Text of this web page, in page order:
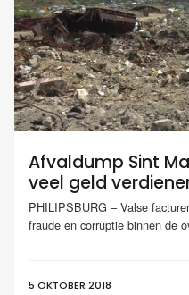
Afvaldump Sint
veel geld
PHILIPSBURG – Valse
fraude en corruptie binnen de
5 OKTOBER 2018